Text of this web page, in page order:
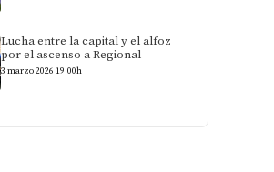
Lucha entre la capital y el alfoz
por el ascenso a Regional
3 marzo 2026 19:00h